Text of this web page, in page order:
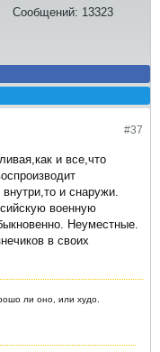
Сообщений: 13323
#37
и все,что
и снаружи.
военную
Неуместные.
в своих
ли оно, или худо.